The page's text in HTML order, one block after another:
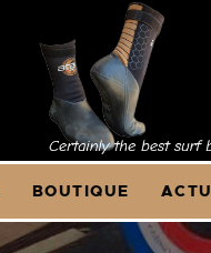
BOUTIQUE
ACCUEIL
QUI